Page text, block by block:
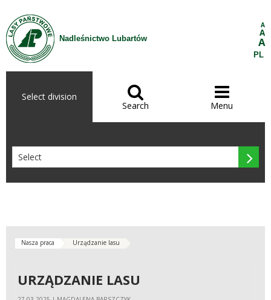
Skip to Content
Nadleśnictwo Lubartów
A
A
A
PL
Select division 
Search

Menu

Nasza praca Urządzanie lasu
URZĄDZANIE LASU